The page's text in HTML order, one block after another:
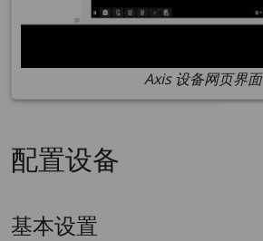
Axis 设备网页界面
配置设备
基本设置